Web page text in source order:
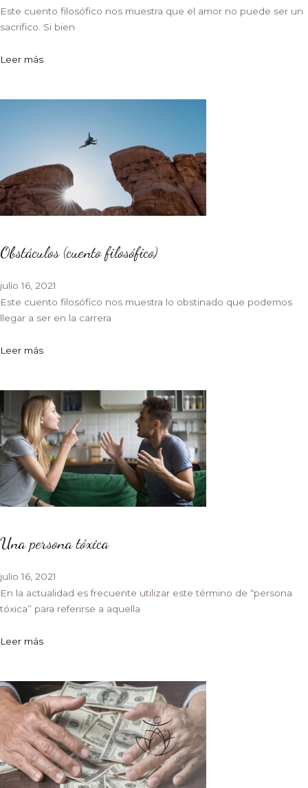
Este cuento filosófico nos muestra que el amor no puede ser un
sacrifico. Si bien
Leer más
Obstáculos (cuento filosófico)
julio 16, 2021
Este cuento filosófico nos muestra lo obstinado que podemos
llegar a ser en la carrera
Leer más
Una persona tóxica
julio 16, 2021
En la actualidad es frecuente utilizar este término de “persona
tóxica” para referirse a aquella
Leer más